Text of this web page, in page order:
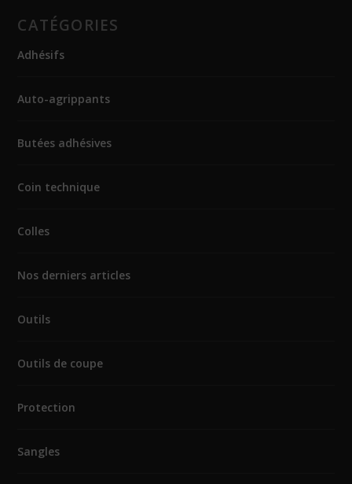
CATÉGORIES
Adhésifs
Auto-agrippants
Butées adhésives
Coin technique
Colles
Nos derniers articles
Outils
Outils de coupe
Protection
Sangles